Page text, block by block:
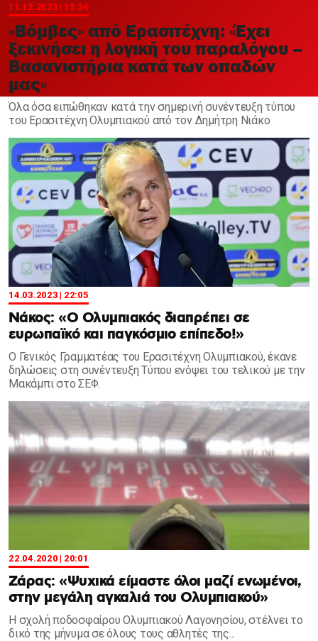
11.12.2023 | 15:34
«Βόμβες» από Ερασιτέχνη: «Έχει
ξεκινήσει η λογική του παραλόγου –
Βασανιστήρια κατά των οπαδών
μας»
Όλα όσα ειπώθηκαν κατά την σημερινή συνέντευξη τύπου
του Ερασιτέχνη Ολυμπιακού από τον Δημήτρη Νιάκο
14.03.2023 | 22:05
Νάκος: «Ο Ολυμπιακός διαπρέπει σε
ευρωπαϊκό και παγκόσμιο επίπεδο!»
Ο Γενικός Γραμματέας του Ερασιτέχνη Ολυμπιακού, έκανε
δηλώσεις στη συνέντευξη Τύπου ενόψει του τελικού με την
Μακάμπι στο ΣΕΦ.
22.04.2020 | 20:01
Ζάρας: «Ψυχικά είμαστε όλοι μαζί ενωμένοι,
στην μεγάλη αγκαλιά του Ολυμπιακού»
Η σχολή ποδοσφαίρου Ολυμπιακού Λαγονησίου, στέλνει το
δικό της μήνυμα σε όλους τους αθλητές της...
Χαντμπολ